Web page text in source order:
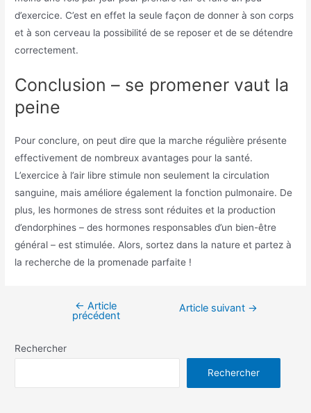
d’exercice. C’est en effet la seule façon de donner à son corps
et à son cerveau la possibilité de se reposer et de se détendre
correctement.
Conclusion – se promener vaut la
peine
Pour conclure, on peut dire que la marche régulière présente
effectivement de nombreux avantages pour la santé.
L’exercice à l’air libre stimule non seulement la circulation
sanguine, mais améliore également la fonction pulmonaire. De
plus, les hormones de stress sont réduites et la production
d’endorphines – des hormones responsables d’un bien-être
général – est stimulée. Alors, sortez dans la nature et partez à
la recherche de la promenade parfaite !
Navigation
l’article
← Article
précédent
Article suivant →
Rechercher
Rechercher